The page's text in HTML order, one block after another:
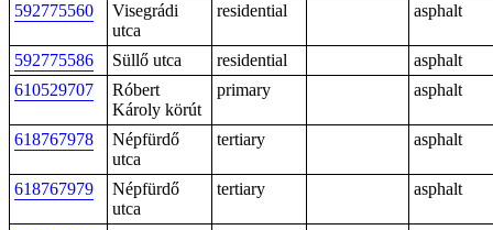
592775560
Visegrádi
utca
residential asphalt
592775586 Süllő utca residential
asphalt
610529707
Róbert
Károly körút
primary asphalt
618767978
Népfürdő
utca
tertiary asphalt
618767979
Népfürdő
utca
tertiary asphalt